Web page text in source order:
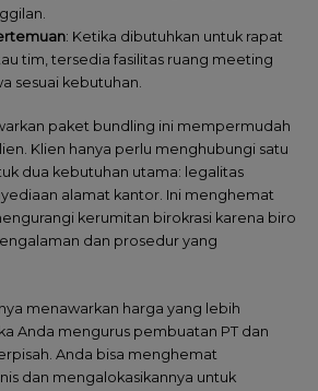
: Ketika dibutuhkan untuk rapat
tim, tersedia fasilitas ruang meeting
sesuai kebutuhan.
paket bundling ini mempermudah
Klien hanya perlu menghubungi satu
dua kebutuhan utama: legalitas
alamat kantor. Ini menghemat
kerumitan birokrasi karena biro
dan prosedur yang
menawarkan harga yang lebih
Anda mengurus pembuatan PT dan
Anda bisa menghemat
dan mengalokasikannya untuk